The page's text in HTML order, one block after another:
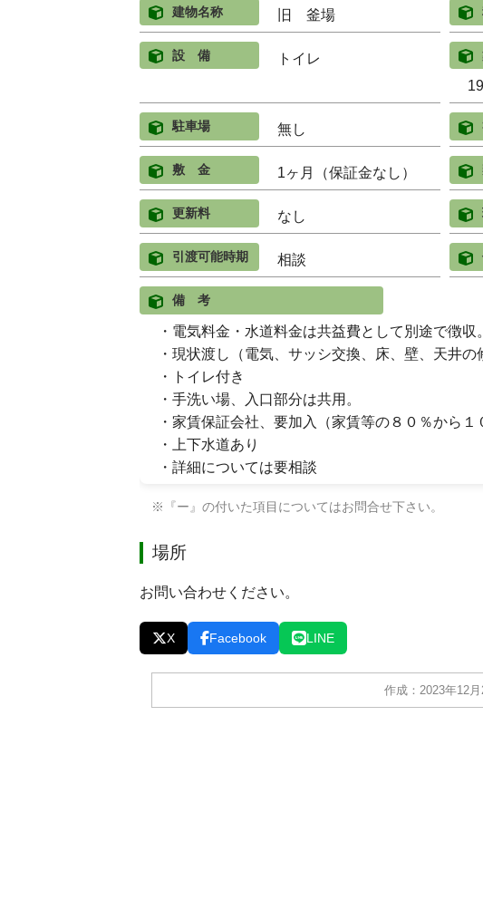
建物名称 旧 釜場
設 備 トイレ
駐車場 無し
敷 金 1ヶ月（保証金なし）
更新料 なし
引渡可能時期 相談
備 考
・電気料金・水道料金は共益費として別途で徴収。
・現状渡し（電気、サッシ交換、床、壁、天井の
・トイレ付き
・手洗い場、入口部分は共用。
・家賃保証会社、要加入（家賃等の８０％から
・上下水道あり
・詳細については要相談
※『ー』の付いた項目についてはお問合せ下さい。
場所
お問い合わせください。
X Facebook LINE
作成：2023年12月